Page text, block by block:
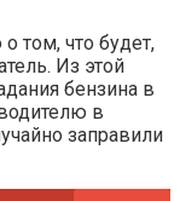
том, что будет,
Из этой
бензина в
в
заправили